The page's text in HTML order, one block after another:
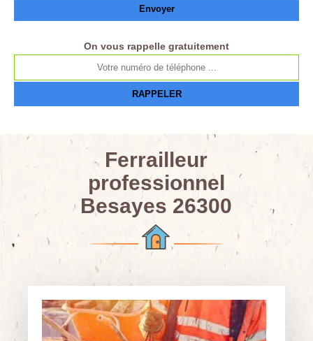
On vous rappelle gratuitement
Ferrailleur
professionnel
Besayes 26300